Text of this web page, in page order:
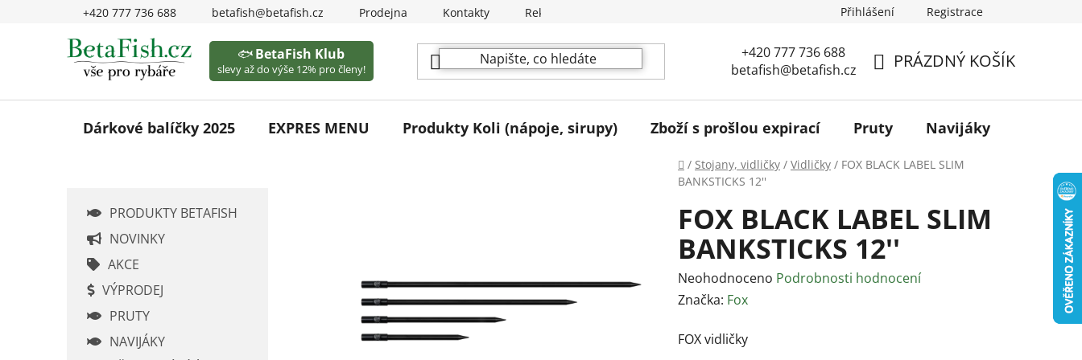
+420 777 736 688 betafish@betafish.cz Prodejna Kontakty Reklamační podmínky Přihlášení Registrace
KOŠÍK
PRÁZDNÝ KOŠÍK
+420 777 736 688
betafish@betafish.cz
🐟BetaFish Klub
slevy až do výše 12% pro členy!
Dárkové balíčky 2025 EXPRES MENU Produkty Koli (nápoje, sirupy) Zboží s prošlou expirací Pruty Navijáky
Domů
/ Stojany, vidličky / Vidličky / FOX BLACK LABEL SLIM
BANKSTICKS 12''
PRODUKTY BETAFISH
NOVINKY
AKCE
VÝPRODEJ
PRUTY
NAVIJÁKY
FOX BLACK LABEL SLIM
BANKSTICKS 12''
Průměrné
hodnocení
je
Neohodnoceno Podrobnosti hodnocení
Značka: Fox
FOX vidličky